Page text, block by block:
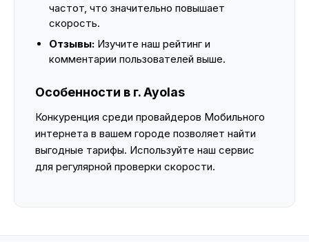
частот, что значительно повышает
скорость.
Отзывы: Изучите наш рейтинг и
комментарии пользователей выше.
Особенности в г. Ayolas
Конкуренция среди провайдеров Мобильного
интернета в вашем городе позволяет найти
выгодные тарифы. Используйте наш сервис
для регулярной проверки скорости.